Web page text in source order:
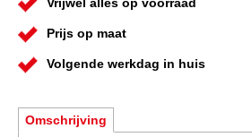
Vrijwel alles op voorraad
Prijs op maat
Volgende werkdag in huis
Omschrijving